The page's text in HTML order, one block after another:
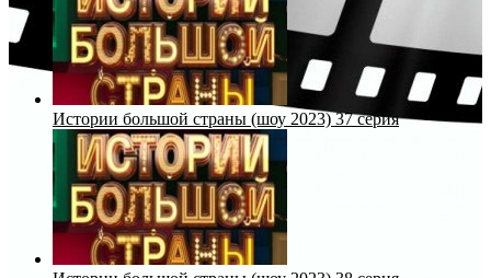
Истории большой страны (шоу 2023) 37 серия